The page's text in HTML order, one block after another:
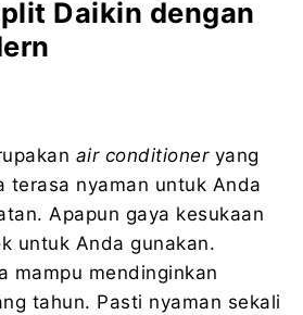
Daikin dengan
air conditioner yang
terasa nyaman untuk Anda
Apapun gaya kesukaan
untuk Anda gunakan.
mampu mendinginkan
tahun. Pasti nyaman sekali